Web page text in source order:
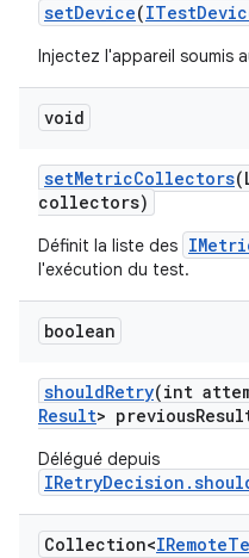
setDevice(ITest
Injectez l'appareil soumis
void
setMetricCollectors
collectors)
Définit la liste des
l'exécution du test.
boolean
shouldRetry(int
Result> previous
Délégué depuis
Collection<IRemote